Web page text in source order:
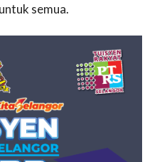
semua.